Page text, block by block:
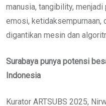
manusia, tangibility,
emosi, ketidaksempurnaan,
digantikan mesin dan
Surabaya punya potensi
Indonesia
Kurator ARTSUBS 2025,